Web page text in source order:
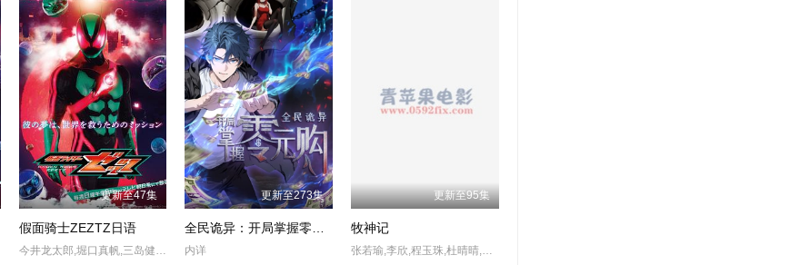
更新至47集
假面骑士ZEZTZ日语
今井龙太郎,堀口真帆,三岛健太,小贯莉奈,八木美树,川平慈英,古川雄辉
更新至273集
内详
更新至95集
牧神记
张若瑜,李欣,程玉珠,杜晴晴,虞晓旭,于凯隆,高嗣航,张恒,王宇航,刘宇轩,唐昊